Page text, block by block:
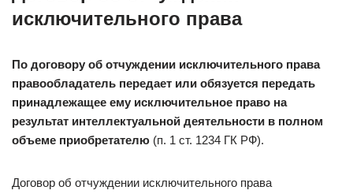
исключительного права
По договору об отчуждении исключительного права
правообладатель передает или обязуется передать
принадлежащее ему исключительное право на
результат интеллектуальной деятельности в полном
объеме приобретателю (п. 1 ст. 1234 ГК РФ).
Договор об отчуждении исключительного права